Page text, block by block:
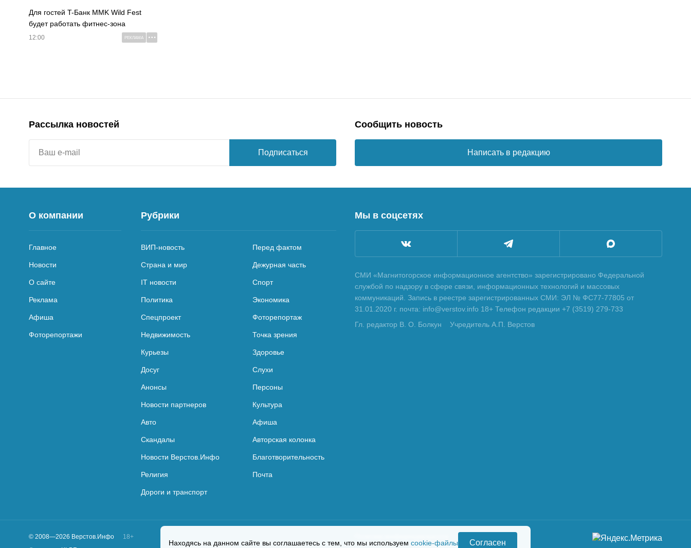
Для гостей T-Банк MMK Wild Fest
будет работать фитнес-зона
12:00 РЕКЛАМА
Рассылка новостей
Подписаться
Сообщить новость
Написать в редакцию
О компании
Главное
Новости
О сайте
Реклама
Афиша
Фоторепортажи
Рубрики
ВИП-новость Перед фактом
Страна и мир Дежурная часть
IT новости Спорт
Политика Экономика
Спецпроект Фоторепортаж
Недвижимость Точка зрения
Курьезы Здоровье
Досуг Слухи
Анонсы Персоны
Новости партнеров Культура
Авто Афиша
Скандалы Авторская колонка
Новости Верстов.Инфо Благотворительность
Религия Почта
Дороги и транспорт
Мы в соцсетях
СМИ «Магнитогорское информационное агентство» зарегистрировано Федеральной
службой по надзору в сфере связи, информационных технологий и массовых
коммуникаций. Запись в реестре зарегистрированных СМИ: ЭЛ № ФС77-77805 от
31.01.2020 г. почта: info@verstov.info 18+ Телефон редакции +7 (3519) 279-733
Гл. редактор В. О. Болкун
Учредитель А.П. Верстов
© 2008—2026 Верстов.Инфо
18+
Находясь на данном сайте вы соглашаетесь с тем, что мы используем cookie-файлы Согласен